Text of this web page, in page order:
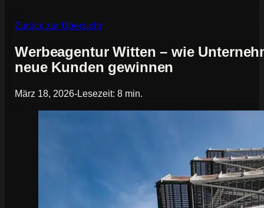
Zurück zur Übersicht
Werbeagentur Witten – wie
neue Kunden gewinnen
März 18, 2026-Lesezeit: 8 min.